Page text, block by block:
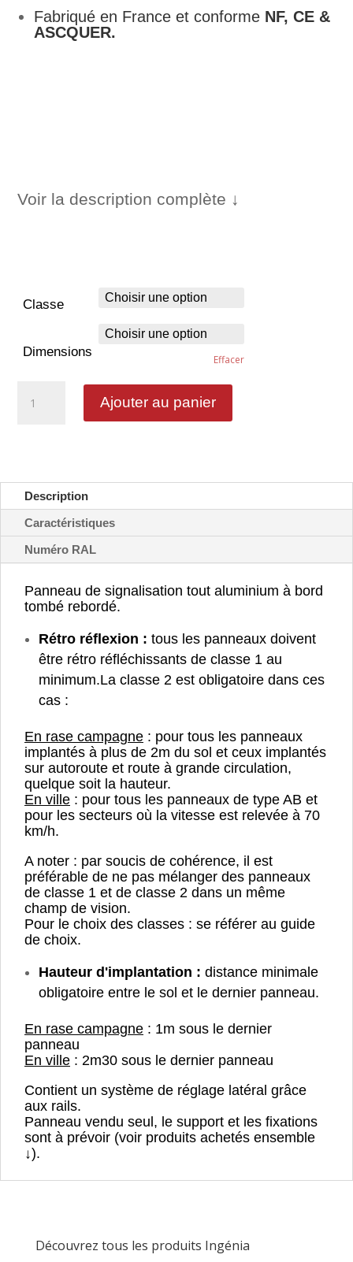
Fabriqué en France et conforme NF, CE &
ASCQUER.
Voir la description complète ↓
Classe
Dimensions
Effacer
de
Ajouter au panier
Description
Caractéristiques
Numéro RAL
Panneau de signalisation tout aluminium à bord
tombé rebordé.
Rétro réflexion : tous les panneaux doivent
être rétro réfléchissants de classe 1 au
minimum.La classe 2 est obligatoire dans ces
cas :
En rase campagne : pour tous les panneaux
implantés à plus de 2m du sol et ceux implantés
sur autoroute et route à grande circulation,
quelque soit la hauteur.
En ville : pour tous les panneaux de type AB et
pour les secteurs où la vitesse est relevée à 70
km/h.
A noter : par soucis de cohérence, il est
préférable de ne pas mélanger des panneaux
de classe 1 et de classe 2 dans un même
champ de vision.
Pour le choix des classes : se référer au guide
de choix.
Hauteur d'implantation : distance minimale
obligatoire entre le sol et le dernier panneau.
En rase campagne : 1m sous le dernier
panneau
En ville : 2m30 sous le dernier panneau
Contient un système de réglage latéral grâce
aux rails.
Panneau vendu seul, le support et les fixations
sont à prévoir (voir produits achetés ensemble
↓).
Découvrez tous les produits Ingénia